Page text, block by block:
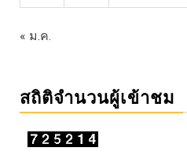
« ม.ค.
สถิติจำนวนผู้เข้าชม